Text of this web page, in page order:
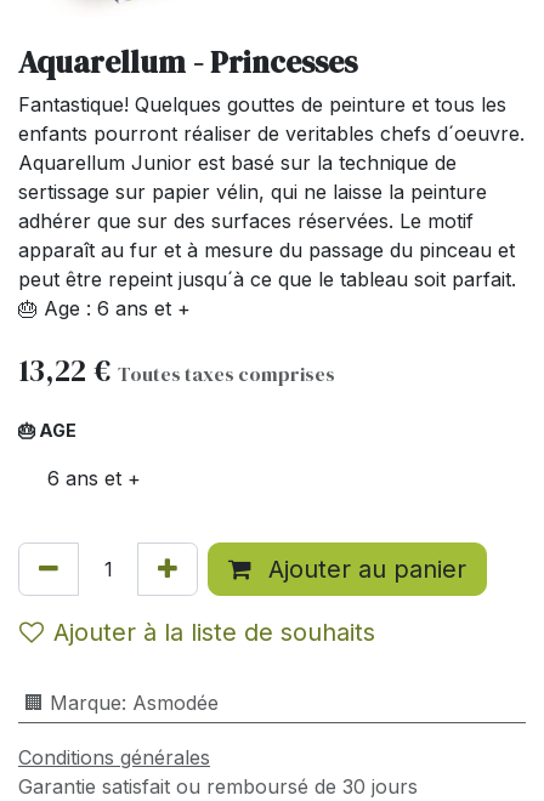
Aquarellum - Princesses
Fantastique! Quelques gouttes de peinture et tous les
enfants pourront réaliser de veritables chefs d´oeuvre.
Aquarellum Junior est basé sur la technique de
sertissage sur papier vélin, qui ne laisse la peinture
adhérer que sur des surfaces réservées. Le motif
apparaît au fur et à mesure du passage du pinceau et
peut être repeint jusqu´à ce que le tableau soit parfait.
🎂 Age : 6 ans et +
13,22 € Toutes taxes comprises
🎂 AGE
6 ans et +
Ajouter au panier
Ajouter à la liste de souhaits
🏢 Marque: Asmodée
Conditions générales
Garantie satisfait ou remboursé de 30 jours